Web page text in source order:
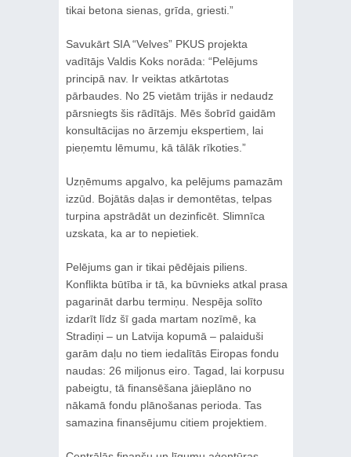
tikai betona sienas, grīda, griesti.”
Savukārt SIA “Velves” PKUS projekta
vadītājs Valdis Koks norāda: “Pelējums
principā nav. Ir veiktas atkārtotas
pārbaudes. No 25 vietām trijās ir nedaudz
pārsniegts šis rādītājs. Mēs šobrīd gaidām
konsultācijas no ārzemju ekspertiem, lai
pieņemtu lēmumu, kā tālāk rīkoties.”
Uzņēmums apgalvo, ka pelējums pamazām
izzūd. Bojātās daļas ir demontētas, telpas
turpina apstrādāt un dezinficēt. Slimnīca
uzskata, ka ar to nepietiek.
Pelējums gan ir tikai pēdējais piliens.
Konflikta būtība ir tā, ka būvnieks atkal prasa
pagarināt darbu termiņu. Nespēja solīto
izdarīt līdz šī gada martam nozīmē, ka
Stradiņi – un Latvija kopumā – palaiduši
garām daļu no tiem iedalītās Eiropas fondu
naudas: 26 miljonus eiro. Tagad, lai korpusu
pabeigtu, tā finansēšana jāieplāno no
nākamā fondu plānošanas perioda. Tas
samazina finansējumu citiem projektiem.